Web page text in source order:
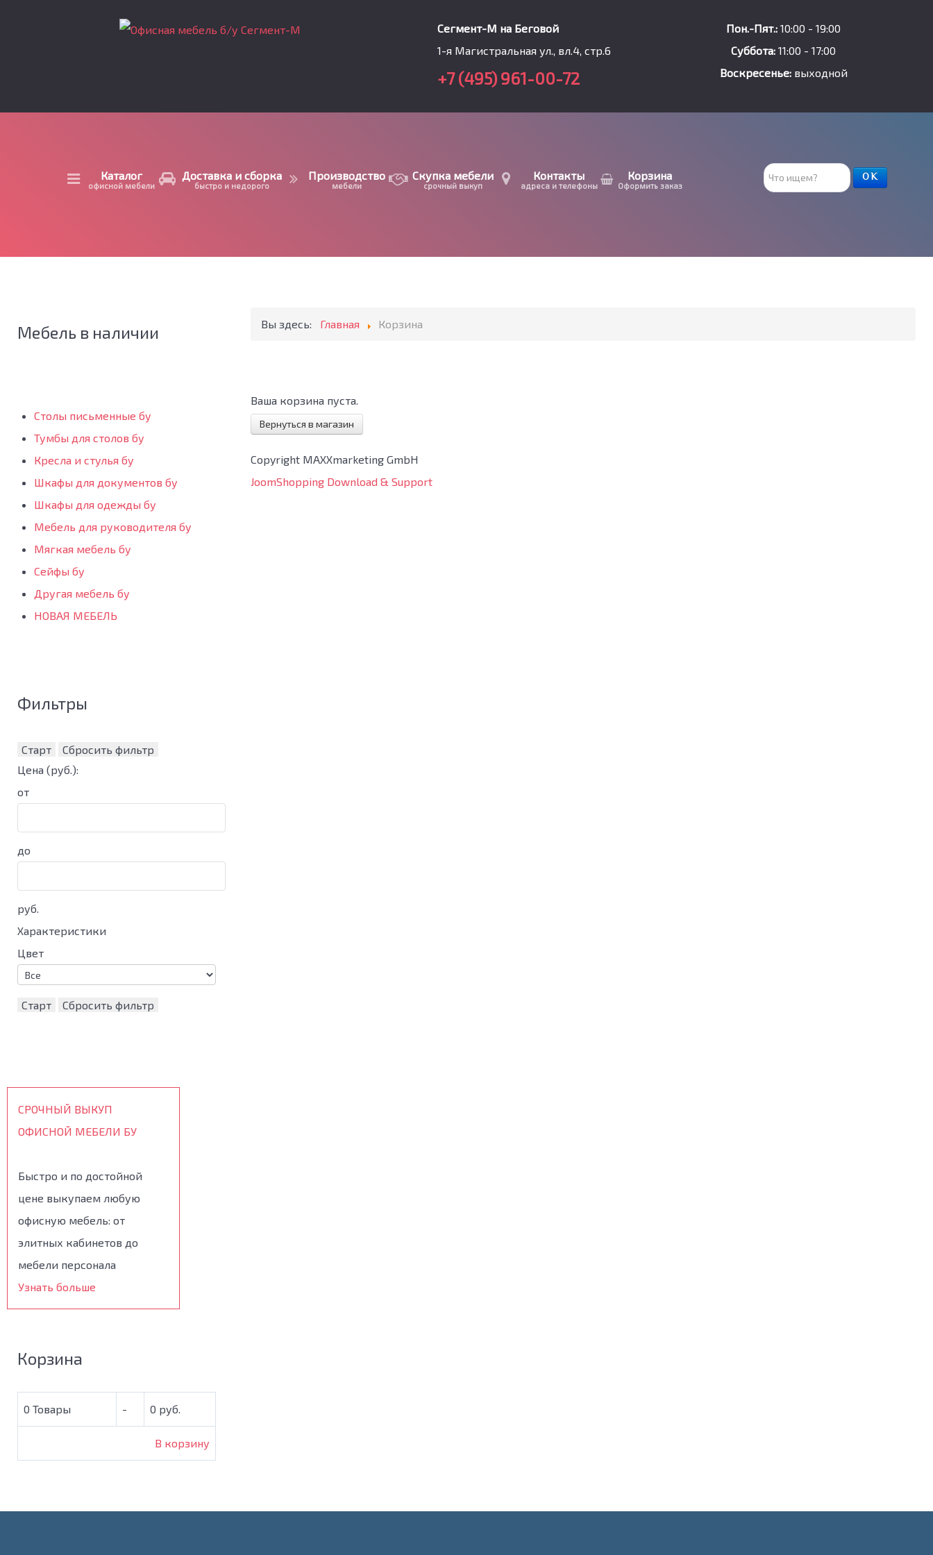
Сегмент-М на Беговой
1-я Магистральная ул., вл.4, стр.6
+7 (495) 961-00-72
Пон.-Пят.:10:00 - 19:00
Суббота: 11:00 - 17:00
Воскресенье:выходной
Каталог
офисной мебели
Доставка и сборка
быстро и недорого
Производство
мебели
Скупка мебели
срочный выкуп
Контакты
адреса и телефоны
Корзина
Оформить заказ
Поиск
товара
ОК
Мебель в наличии
Столы письменные бу
Тумбы для столов бу
Кресла и стулья бу
Шкафы для документов бу
Шкафы для одежды бу
Мебель для руководителя бу
Мягкая мебель бу
Сейфы бу
Другая мебель бу
НОВАЯ МЕБЕЛЬ
Фильтры
Старт
Сбросить фильтр
Цена (руб.):
от
до
руб.
Характеристики
Цвет
Старт Сбросить фильтр
СРОЧНЫЙ ВЫКУП
ОФИСНОЙ МЕБЕЛИ БУ
Быстро и по достойной
цене выкупаем любую
офисную мебель: от
элитных кабинетов до
мебели персонала
Узнать больше
Корзина
0 Товары - 0 руб.
В корзину
Вы здесь: Главная Корзина
Ваша корзина пуста.
Вернуться в магазин
Copyright MAXXmarketing GmbH
JoomShopping Download & Support